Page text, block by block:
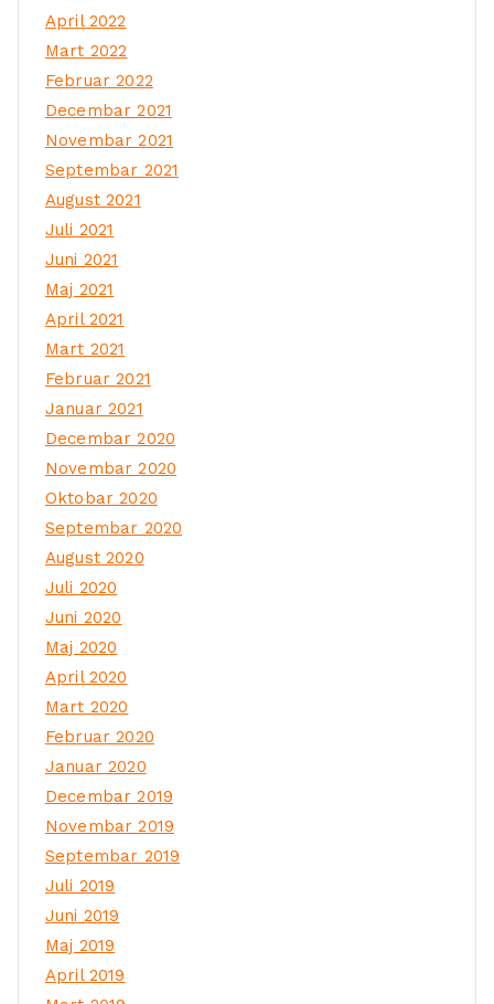
April 2022
Mart 2022
Februar 2022
Decembar 2021
Novembar 2021
Septembar 2021
August 2021
Juli 2021
Juni 2021
Maj 2021
April 2021
Mart 2021
Februar 2021
Januar 2021
Decembar 2020
Novembar 2020
Oktobar 2020
Septembar 2020
August 2020
Juli 2020
Juni 2020
Maj 2020
April 2020
Mart 2020
Februar 2020
Januar 2020
Decembar 2019
Novembar 2019
Septembar 2019
Juli 2019
Juni 2019
Maj 2019
April 2019